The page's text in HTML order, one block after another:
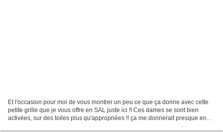
Et l'occasion pour moi de vous montrer un peu ce que ça donne avec cette
petite grille que je vous offre en SAL juste ici !! Ces dames se sont bien
activées, sur des toiles plus qu'appropriées !! ça me donnerait presque envie